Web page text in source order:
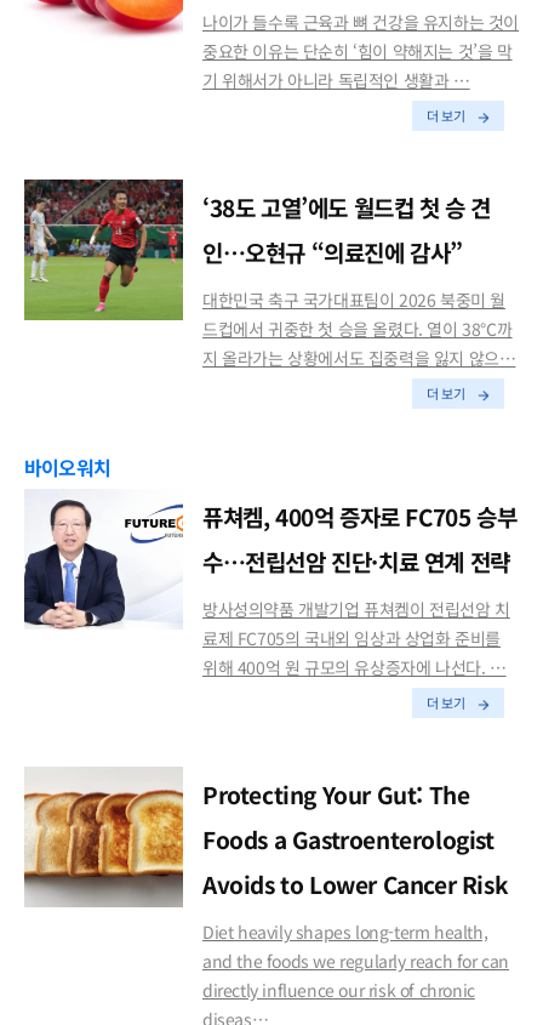
나이가 들수록 근육과 뼈 건강을 유지하는 것이
중요한 이유는 단순히 ‘힘이 약해지는 것’을 막
기 위해서가 아니라 독립적인 생활과 …
더 보기
‘38도 고열’에도 월드컵 첫 승 견
인…오현규 “의료진에 감사”
대한민국 축구 국가대표팀이 2026 북중미 월
드컵에서 귀중한 첫 승을 올렸다. 열이 38℃까
지 올라가는 상황에서도 집중력을 잃지 않으…
더 보기
바이오워치
퓨쳐켐, 400억 증자로 FC705 승부
수…전립선암 진단·치료 연계 전략
방사성의약품 개발기업 퓨쳐켐이 전립선암 치
료제 FC705의 국내외 임상과 상업화 준비를
위해 400억 원 규모의 유상증자에 나선다. …
더 보기
Protecting Your Gut: The
Foods a Gastroenterologist
Avoids to Lower Cancer Risk
Diet heavily shapes long-term health,
and the foods we regularly reach for can
directly influence our risk of chronic
diseas…